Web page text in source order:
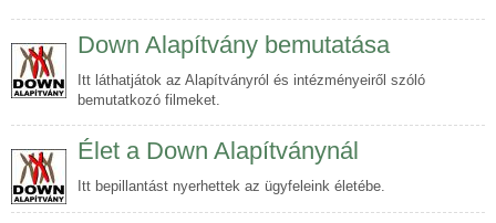
Down Alapítvány bemutatása
Itt láthatjátok az Alapítványról és intézményeiről szóló
bemutatkozó filmeket.
Élet a Down Alapítványnál
Itt bepillantást nyerhettek az ügyfeleink életébe.